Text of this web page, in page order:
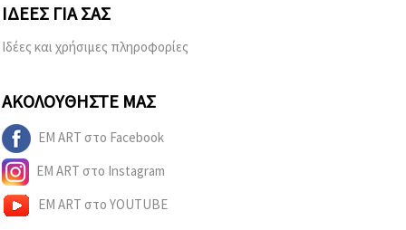
ΙΔΈΕΣ ΓΙΑ ΣΑΣ
Ιδέες και χρήσιμες πληροφορίες
ΑΚΟΛΟΥΘΉΣΤΕ ΜΑΣ
EM ART στο Facebook
EM ART στο Instagram
EM ART στο YOUTUBE